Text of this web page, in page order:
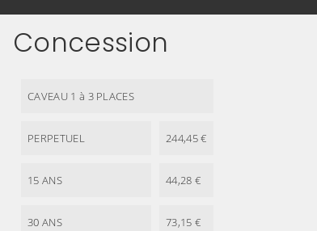
Concession
CAVEAU 1 à 3 PLACES
PERPETUEL 244,45 €
15 ANS 44,28 €
30 ANS 73,15 €